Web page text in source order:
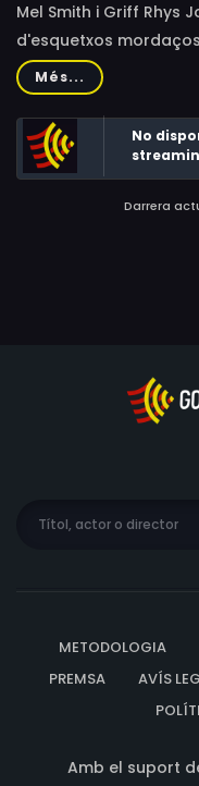
Mel Smith i Griff Rhys
d'esquetxos
l'estupidesa i la
programa prové
​​Smith and Jones".
Més...
No
Darrera
METODOLOGIA
PREMSA
AVÍS
Amb el suport